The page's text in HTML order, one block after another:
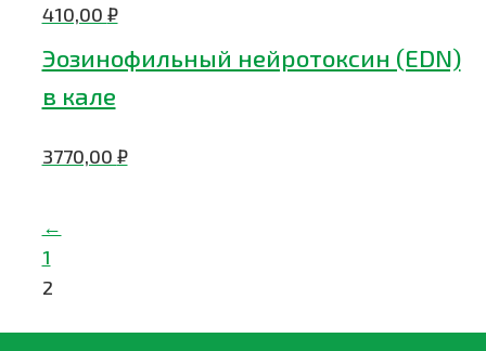
410,00 ₽
Эозинофильный нейротоксин (EDN)
в кале
3770,00 ₽
←
1
2